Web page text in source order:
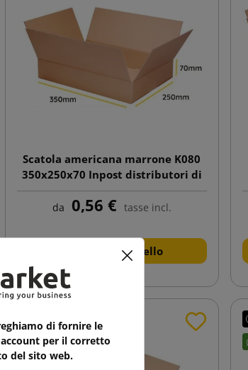
Scatola americana marrone K080
350x250x70 Inpost distributori di
pacchi taglia A
da 0,56 € tasse incl.
Aggiungi al carrello
di fornire le
per il corretto
del sito web.